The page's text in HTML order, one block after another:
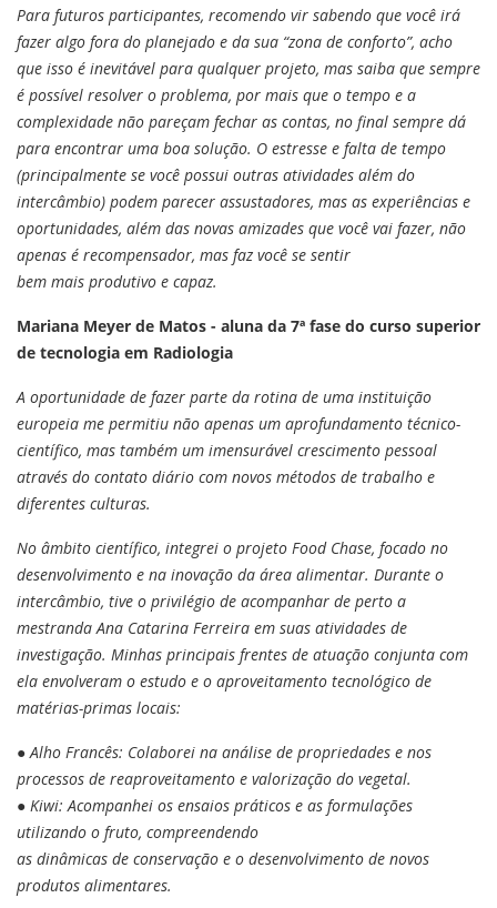
Para futuros participantes, recomendo vir sabendo que você irá
fazer algo fora do planejado e da sua “zona de conforto”, acho
que isso é inevitável para qualquer projeto, mas saiba que sempre
é possível resolver o problema, por mais que o tempo e a
complexidade não pareçam fechar as contas, no final sempre dá
para encontrar uma boa solução. O estresse e falta de tempo
(principalmente se você possui outras atividades além do
intercâmbio) podem parecer assustadores, mas as experiências e
oportunidades, além das novas amizades que você vai fazer, não
apenas é recompensador, mas faz você se sentir
bem mais produtivo e capaz.
Mariana Meyer de Matos - aluna da 7ª fase do curso superior
de tecnologia em Radiologia
A oportunidade de fazer parte da rotina de uma instituição
europeia me permitiu não apenas um aprofundamento técnico-
científico, mas também um imensurável crescimento pessoal
através do contato diário com novos métodos de trabalho e
diferentes culturas.
No âmbito científico, integrei o projeto Food Chase, focado no
desenvolvimento e na inovação da área alimentar. Durante o
intercâmbio, tive o privilégio de acompanhar de perto a
mestranda Ana Catarina Ferreira em suas atividades de
investigação. Minhas principais frentes de atuação conjunta com
ela envolveram o estudo e o aproveitamento tecnológico de
matérias-primas locais:
● Alho Francês: Colaborei na análise de propriedades e nos
processos de reaproveitamento e valorização do vegetal.
● Kiwi: Acompanhei os ensaios práticos e as formulações
utilizando o fruto, compreendendo
as dinâmicas de conservação e o desenvolvimento de novos
produtos alimentares.